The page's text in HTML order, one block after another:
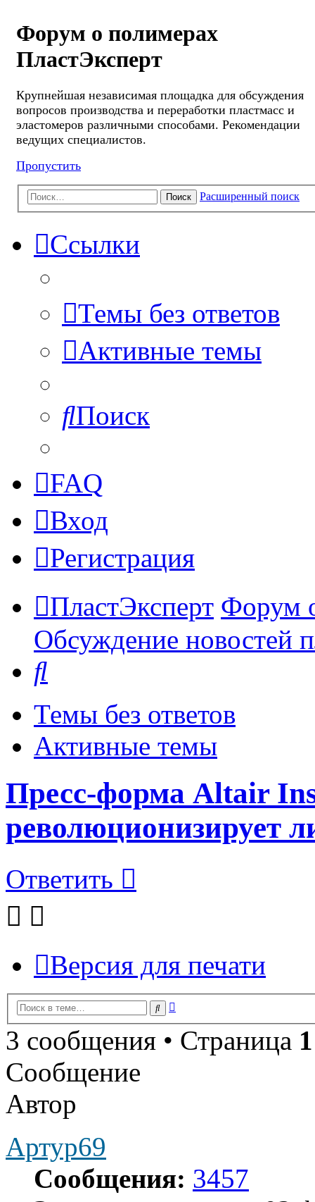
Форум о полимерах
ПластЭксперт
Крупнейшая независимая площадка для обсуждения
вопросов производства и переработки пластмасс и
эластомеров различными способами. Рекомендации
ведущих специалистов.
Пропустить
Поиск Расширенный поиск
Ссылки
Темы без ответов
Активные темы
Поиск
FAQ
Вход
Регистрация
ПластЭксперт Форум
Обсуждение новостей
Темы без ответов
Активные темы
Пресс-форма Altair
революционизирует
Ответить
Версия для печати
Поиск
3 сообщения • Страница 1
Сообщение
Автор
Артур69
Сообщения: 3457